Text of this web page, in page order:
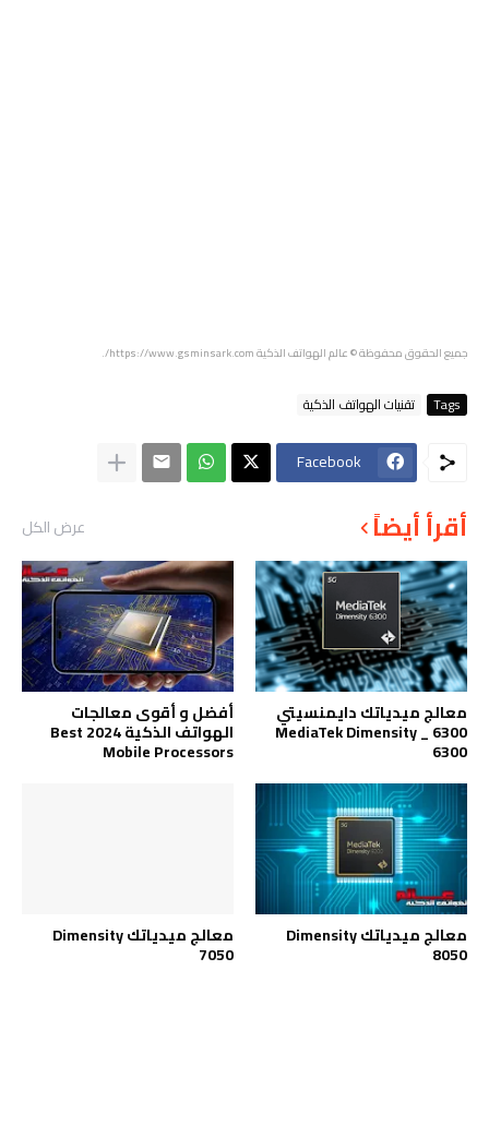
جميع الحقوق محفوظة© عالم الهواتف الذكية https://www.gsminsark.com/ .
Tags تقنيات الهواتف الذكية
Facebook
أقرأ أيضاً عرض الكل
معالج ميدياتك دايمنسيتي
6300 _ MediaTek Dimensity
6300
أفضل و أقوى معالجات
الهواتف الذكية 2024 Best
Mobile Processors
معالج ميدياتك Dimensity
8050
معالج ميدياتك Dimensity
7050